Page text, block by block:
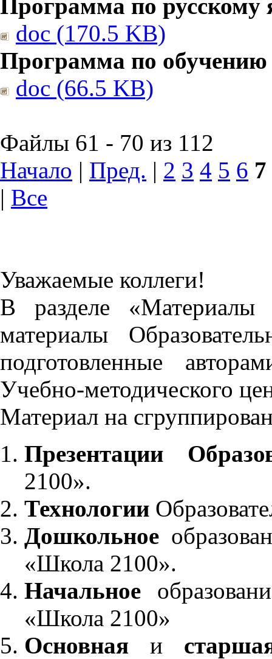
Программа по русскому
doc (170.5 KB)
Программа по обучению
doc (66.5 KB)
Файлы 61 - 70 из 112
Начало | Пред. | 2 3 4 5 6 7
| Все
Уважаемые коллеги!
В разделе «Материалы
материалы
подготовленные
Учебно-методического
Материал на
Презентации
2100».
Технологии
Дошкольное
«Школа 2100».
Начальное
«Школа 2100»
Основнаяи